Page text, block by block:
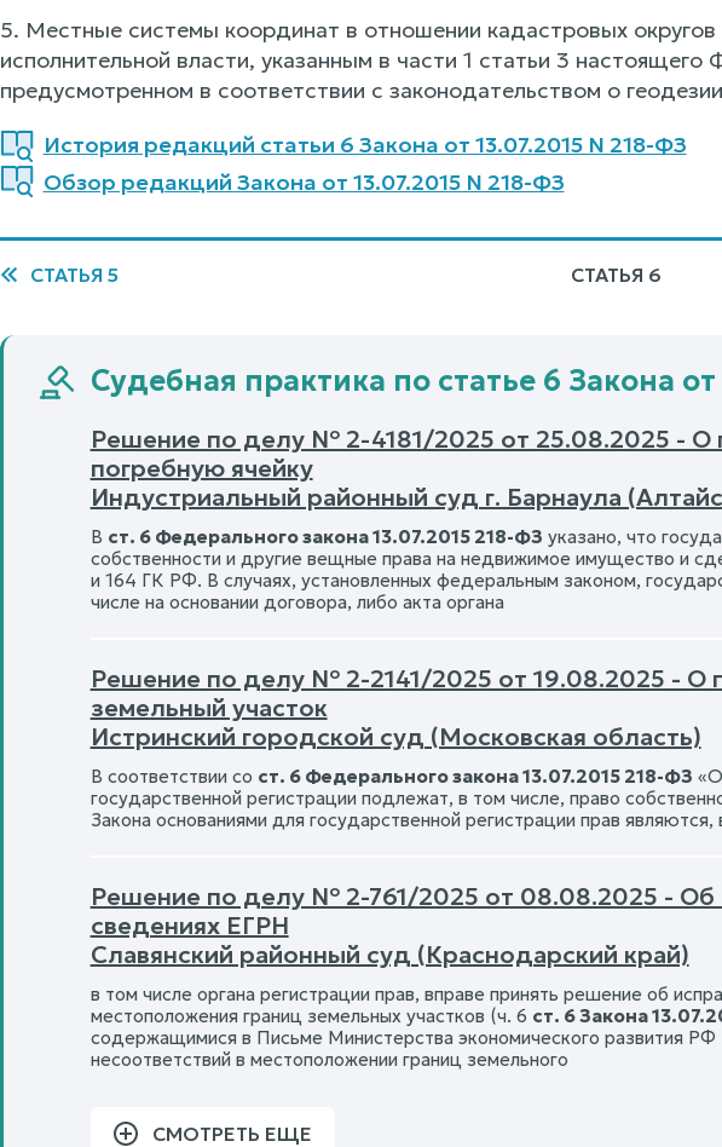
5. Местные системы координат в отношении кадастровых
исполнительной власти, указанным в части 1 статьи 3 настоящего
предусмотренном в соответствии с законодательством о
История редакций статьи 6 Закона от 13.07.2015 N 218-ФЗ
Обзор редакций Закона от 13.07.2015 N 218-ФЗ
СТАТЬЯ 5 СТАТЬЯ 6
Судебная практика по статье 6 Закона
Решение по делу № 2-4181/2025 от 25.08.2025 - О
погребную ячейку
Индустриальный районный суд г. Барнаула
В ст. 6 Федерального закона 13.07.2015 218-ФЗ указано, что
собственности и другие вещные права на недвижимое имущество и
и 164 ГК РФ. В случаях, установленных федеральным законом,
числе на основании договора, либо акта органа
Решение по делу № 2-2141/2025 от 19.08.2025 - О
земельный участок
Истринский городской суд (Московская область)
В соответствии со ст. 6 Федерального закона 13.07.2015 218-ФЗ
государственной регистрации подлежат, в том числе, право
Закона основаниями для государственной регистрации прав
Решение по делу № 2-761/2025 от 08.08.2025 - Об
сведениях ЕГРН
Славянский районный суд (Краснодарский край)
в том числе органа регистрации прав, вправе принять решение об
местоположения границ земельных участков (ч. 6 ст. 6 Закона
содержащимися в Письме Министерства экономического развития
несоответствий в местоположении границ земельного
СМОТРЕТЬ ЕЩЕ